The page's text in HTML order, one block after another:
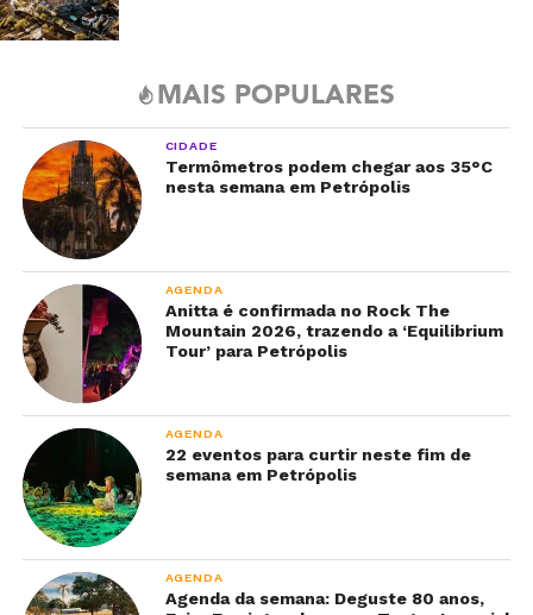
MAIS POPULARES
CIDADE
Termômetros podem chegar aos 35°C
nesta semana em Petrópolis
AGENDA
Anitta é confirmada no Rock The
Mountain 2026, trazendo a ‘Equilibrium
Tour’ para Petrópolis
AGENDA
22 eventos para curtir neste fim de
semana em Petrópolis
AGENDA
Agenda da semana: Deguste 80 anos,